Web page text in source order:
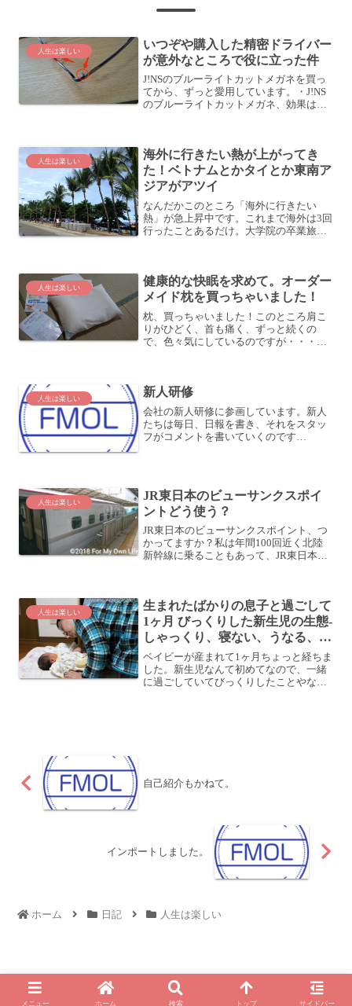
人生は楽しい
いつぞや購入した精密ドライバー
が意外なところで役に立った件
J!NSのブルーライトカットメガネを買っ
てから、ずっと愛用しています。・J!NS
のブルーライトカットメガネ、効果はい
ところ、...
人生は楽しい
海外に行きたい熱が上がってき
た！ベトナムとかタイとか東南ア
ジアがアツイ
なんだかこのところ「海外に行きたい
熱」が急上昇中です。これまで海外は3回
行ったことあるだけ。大学院の卒業旅行
ーでタイに行き...
人生は楽しい
健康的な快眠を求めて。オーダー
メイド枕を買っちゃいました！
枕、買っちゃいました！このところ肩こ
りがひどく、首も痛く、ずっと続くの
で、色々気にしているのですが・・・そ
とよくなるのでは？という寸...
人生は楽しい 新人研修
会社の新人研修に参画しています。新人
たちは毎日、日報を書き、それをスタッ
フがコメントを書いていくのです
め、内容はさっぱり分かりま...
人生は楽しい
JR東日本のビューサンクスポイ
ントどう使う？
JR東日本のビューサンクスポイント、つ
かってますか？私は年間100回近く北陸
新幹線に乗ることもあって、JR東日本の
バイルSuicaに...
人生は楽しい
生まれたばかりの息子と過ごして
1ヶ月 びっくりした新生児の生態-
しゃっくり、寝ない、うなる、な
ど
ベイビーが産まれて1ヶ月ちょっと経ちま
した。新生児なんて初めてなので、一緒
に過ごしていてびっくりしたことやなん
自己紹介もかねて。
インポートしました。
ホーム 日記 人生は楽しい
© 2010 For My Own Life - 西村 純一 公式ブログ.
メニュー ホーム 検索 トップ サイドバー